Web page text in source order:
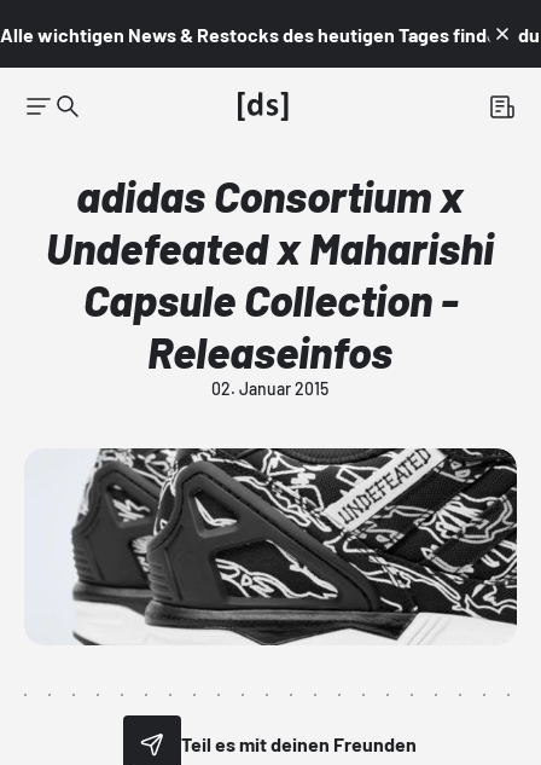
Alle wichtigen News & Restocks des heutigen Tages findest du
adidas Consortium x
Undefeated x Maharishi
Capsule Collection -
Releaseinfos
02. Januar 2015
Teil es mit deinen Freunden